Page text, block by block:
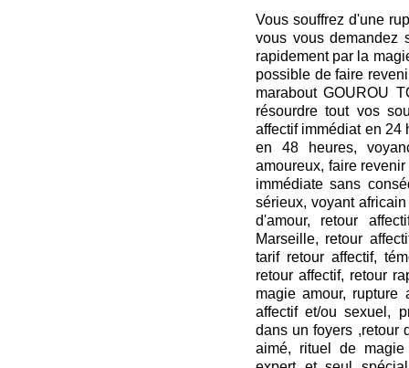
Vous souffrez d'une
vous vous demandez
rapidement par la
possible de faire
marabout GOUROU
résourdre tout vos
affectif immédiat en 24
en 48 heures,
amoureux, faire
immédiate sans
sérieux, voyant
d'amour, retour
Marseille, retour
tarif retour affectif,
retour affectif, retour
magie amour, rupture
affectif et/ou sexuel,
dans un foyers ,retour
aimé, rituel de magie